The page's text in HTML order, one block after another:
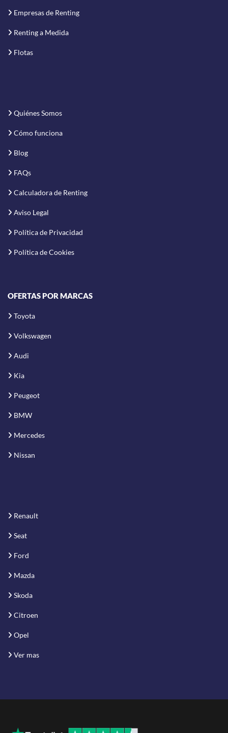
Empresas de Renting
Renting a Medida
Flotas
Quiénes Somos
Cómo funciona
Blog
FAQs
Calculadora de Renting
Aviso Legal
Política de Privacidad
Política de Cookies
OFERTAS POR MARCAS
Toyota
Volkswagen
Audi
Kia
Peugeot
BMW
Mercedes
Nissan
Renault
Seat
Ford
Mazda
Skoda
Citroen
Opel
Ver mas